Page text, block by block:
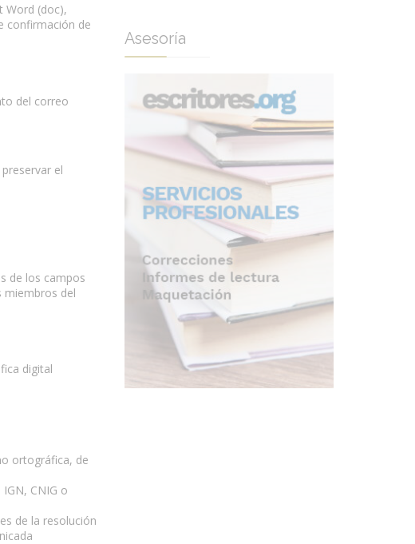
Word (doc),
confirmación de
del correo
el
de los campos
miembros del
digital
ortográfica, de
CNIG o
de la resolución
Asesoría